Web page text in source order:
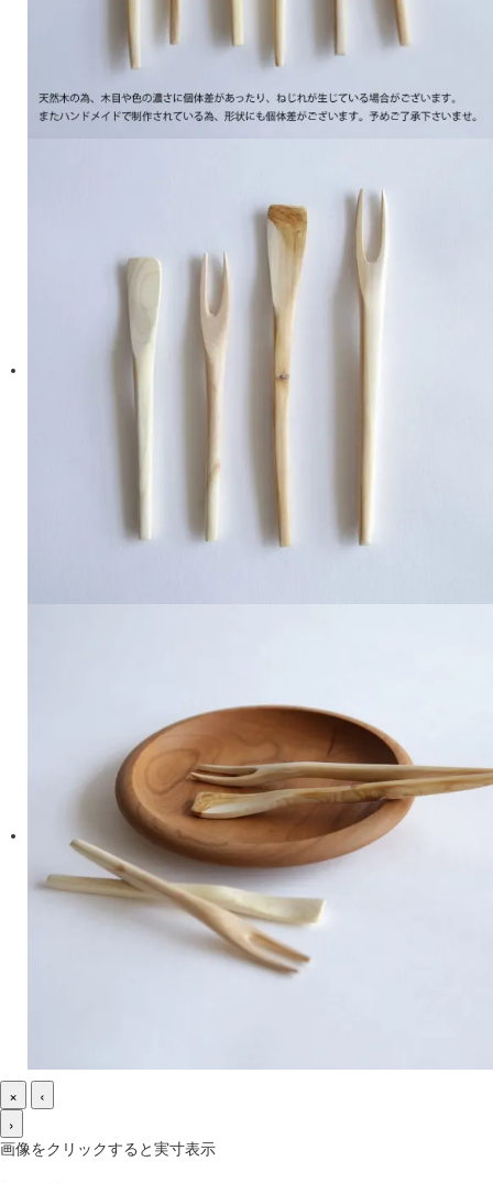
×
‹
›
画像をクリックすると実寸表示